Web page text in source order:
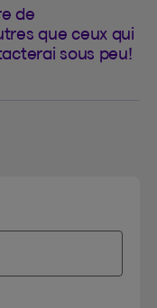
de
que ceux qui
sous peu!